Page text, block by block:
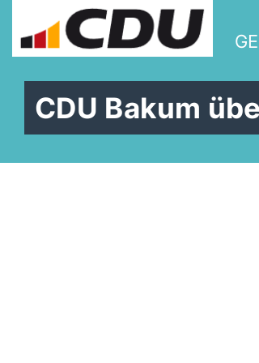
CDU Bakum